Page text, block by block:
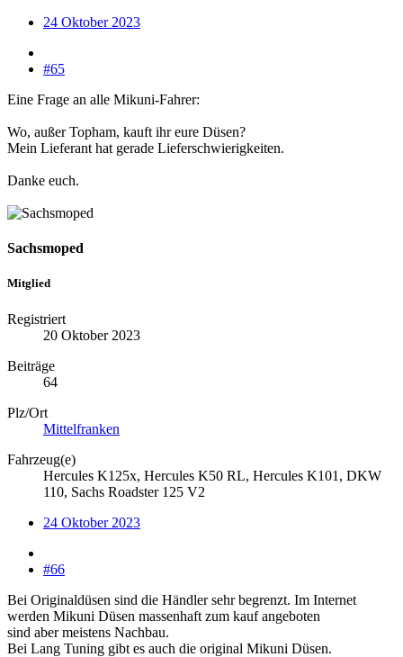
24 Oktober 2023
#65
Eine Frage an alle Mikuni-Fahrer:
Wo, außer Topham, kauft ihr eure Düsen?
Mein Lieferant hat gerade Lieferschwierigkeiten.
Danke euch.
Sachsmoped
Mitglied
Registriert
20 Oktober 2023
Beiträge
64
Plz/Ort
Mittelfranken
Fahrzeug(e)
Hercules K125x, Hercules K50 RL, Hercules K101, DKW
110, Sachs Roadster 125 V2
24 Oktober 2023
#66
Bei Originaldüsen sind die Händler sehr begrenzt. Im Internet
werden Mikuni Düsen massenhaft zum kauf angeboten
sind aber meistens Nachbau.
Bei Lang Tuning gibt es auch die original Mikuni Düsen.